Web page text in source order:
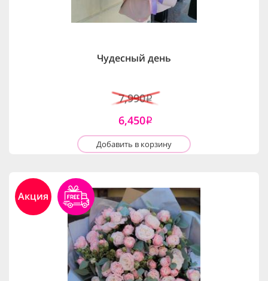
Чудесный день
7,990i
6,450i
Добавить в корзину
Акция